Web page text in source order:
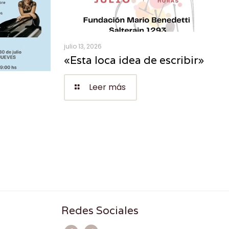
julio 13, 2026
«Esta loca idea de escribir»
Leer más
Redes Sociales